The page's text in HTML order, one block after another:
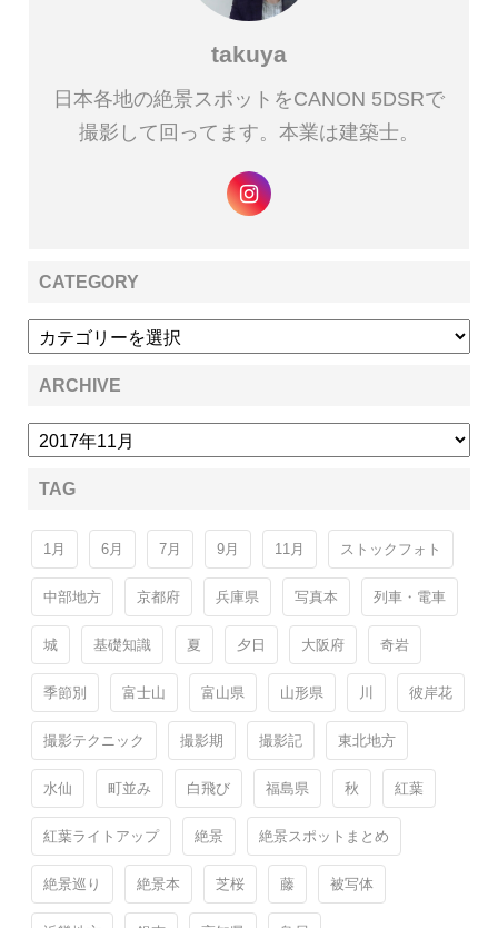
takuya
日本各地の絶景スポットをCANON 5DSRで
撮影して回ってます。本業は建築士。
CATEGORY
ARCHIVE
TAG
1月 6月 7月 9月 11月 ストックフォト
中部地方 京都府 兵庫県 写真本 列車・電車
城 基礎知識 夏 夕日 大阪府 奇岩
季節別 富士山 富山県 山形県 川 彼岸花
撮影テクニック 撮影期 撮影記 東北地方
水仙 町並み 白飛び 福島県 秋 紅葉
紅葉ライトアップ 絶景 絶景スポットまとめ
絶景巡り 絶景本 芝桜 藤 被写体